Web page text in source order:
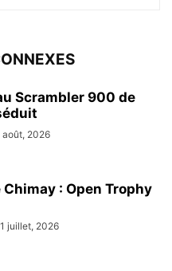
Scrambler 900 de
août, 2026
: Open Trophy
juillet, 2026